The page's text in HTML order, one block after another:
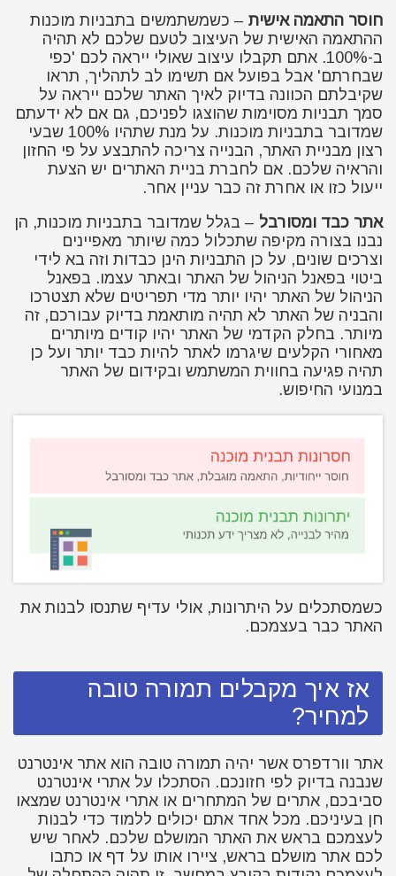
חוסר התאמה אישית – כשמשתמשים בתבניות מוכנות
ההתאמה האישית של העיצוב לטעם שלכם לא תהיה
ב-100%. אתם תקבלו עיצוב שאולי ייראה לכם 'כפי
שבחרתם' אבל בפועל אם תשימו לב לתהליך, תראו
שקיבלתם הכוונה בדיוק לאיך האתר שלכם ייראה על
סמך תבניות מסוימות שהוצגו לפניכם, גם אם לא ידעתם
שמדובר בתבניות מוכנות. על מנת שתהיו 100% שבעי
רצון מבניית האתר, הבנייה צריכה להתבצע על פי החזון
והראיה שלכם. אם לחברת בניית האתרים יש הצעת
ייעול כזו או אחרת זה כבר עניין אחר.
אתר כבד ומסורבל – בגלל שמדובר בתבניות מוכנות, הן
נבנו בצורה מקיפה שתכלול כמה שיותר מאפיינים
וצרכים שונים, על כן התבניות הינן כבדות וזה בא לידי
ביטוי בפאנל הניהול של האתר ובאתר עצמו. בפאנל
הניהול של האתר יהיו יותר מדי תפריטים שלא תצטרכו
והבניה של האתר לא תהיה מותאמת בדיוק עבורכם, זה
מיותר. בחלק הקדמי של האתר יהיו קודים מיותרים
מאחורי הקלעים שיגרמו לאתר להיות כבד יותר ועל כן
תהיה פגיעה בחווית המשתמש ובקידום של האתר
במנועי החיפוש.
כשמסתכלים על היתרונות, אולי עדיף שתנסו לבנות את
האתר כבר בעצמכם.
אז איך מקבלים תמורה טובה
למחיר?
אתר וורדפרס אשר יהיה תמורה טובה הוא אתר אינטרנט
שנבנה בדיוק לפי חזונכם. הסתכלו על אתרי אינטרנט
סביבכם, אתרים של המתחרים או אתרי אינטרנט שמצאו
חן בעיניכם. מכל אחד אתם יכולים ללמוד כדי לבנות
לעצמכם בראש את האתר המושלם שלכם. לאחר שיש
לכם אתר מושלם בראש, ציירו אותו על דף או כתבו